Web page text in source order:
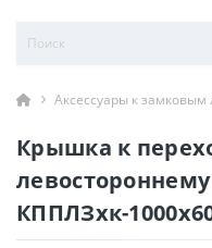
Аксессуары к замковым
Крышка к
КППЛЗхк-